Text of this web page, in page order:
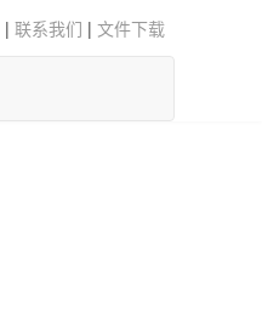
| 联系我们 | 文件下载